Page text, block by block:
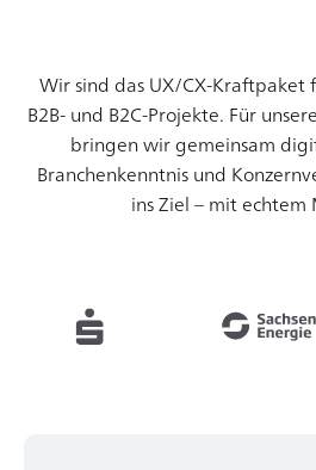
Wir sind das UX/CX-
B2B- und B2C-Projekte. Für
bringen wir gemeinsam
Branchenkenntnis und
ins Ziel – mit